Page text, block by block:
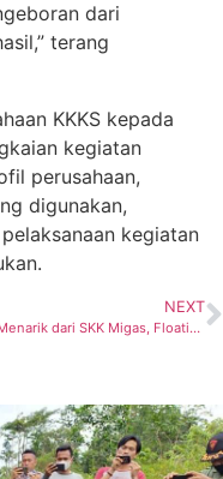
dari
terang
KKKS kepada
kegiatan
perusahaan,
digunakan,
kegiatan
NEXT
Berita Menarik dari SKK Migas, Floating Production Storage and Offloading (FPSO) Marlin N Siap Meluncur untuk Medco EP Natuna